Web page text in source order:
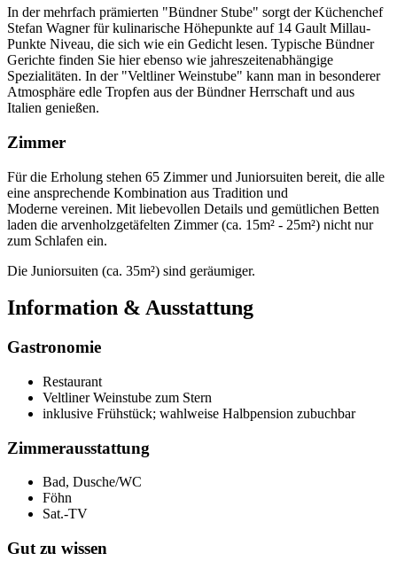
In der mehrfach prämierten "Bündner Stube" sorgt der Küchenchef
Stefan Wagner für kulinarische Höhepunkte auf 14 Gault Millau-
Punkte Niveau, die sich wie ein Gedicht lesen. Typische Bündner
Gerichte finden Sie hier ebenso wie jahreszeitenabhängige
Spezialitäten. In der "Veltliner Weinstube" kann man in besonderer
Atmosphäre edle Tropfen aus der Bündner Herrschaft und aus
Italien genießen.
Zimmer
Für die Erholung stehen 65 Zimmer und Juniorsuiten bereit, die alle
eine ansprechende Kombination aus Tradition und
Moderne vereinen. Mit liebevollen Details und gemütlichen Betten
laden die arvenholzgetäfelten Zimmer (ca. 15m² - 25m²) nicht nur
zum Schlafen ein.
Die Juniorsuiten (ca. 35m²) sind geräumiger.
Information & Ausstattung
Gastronomie
Restaurant
Veltliner Weinstube zum Stern
inklusive Frühstück; wahlweise Halbpension zubuchbar
Zimmerausstattung
Bad, Dusche/WC
Föhn
Sat.-TV
Gut zu wissen